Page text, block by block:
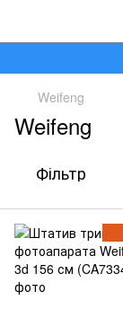
Weifeng
Weifeng
Фільтр